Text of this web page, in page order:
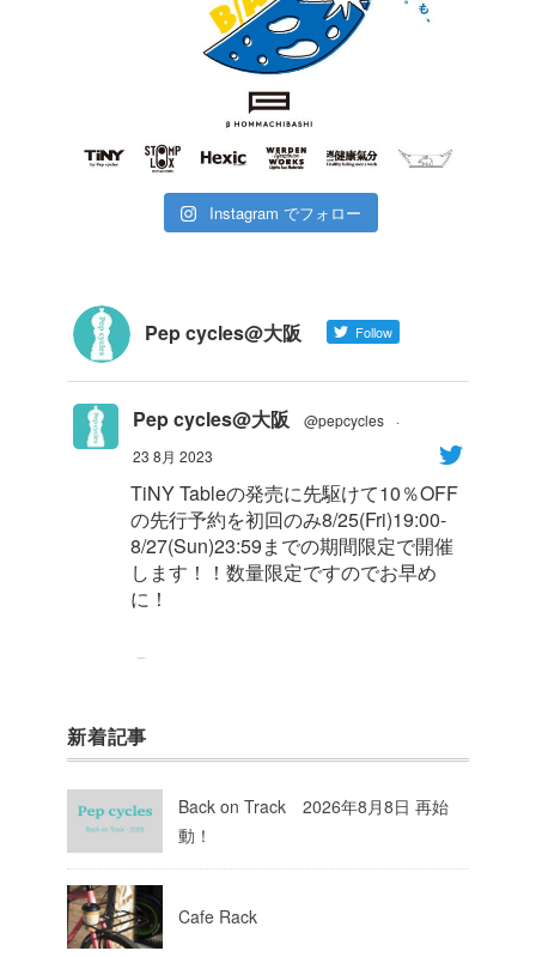
Instagram でフォロー
Pep cycles@大阪 Follow
Pep cycles@大阪 @pepcycles
·
23 8月 2023
TiNY Tableの発売に先駆けて10％OFF
の先行予約を初回のみ8/25(Fri)19:00-
8/27(Sun)23:59までの期間限定で開催
します！！数量限定ですのでお早め
に！
Pep cycles@大阪
今週はお知らせがいっぱいあるのでチ
ェックしてて下さいね！
新着記事
Back on Track 2026年8月8日 再始
動！
Cafe Rack